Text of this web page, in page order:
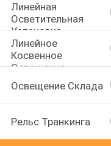
Линейная
Осветительная
Установка
Приведенная
Линейное
Косвенное
Освещение
Освещение Склада
Рельс Транкинга